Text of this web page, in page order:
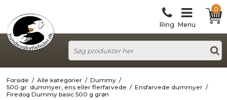
Ring Menu
0
Forside / Alle kategorier / Dummy /
500 gr. dummyer, ens eller flerfarvede / Ensfarvede dummyer /
Firedog Dummy basic 500 g grøn